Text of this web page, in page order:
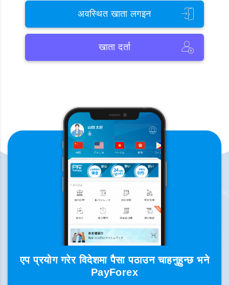
अवस्थित खाता लगइन
खाता दर्ता
एप प्रयोग गरेर विदेशमा पैसा पठाउन चाहनुहुन्छ भने
PayForex